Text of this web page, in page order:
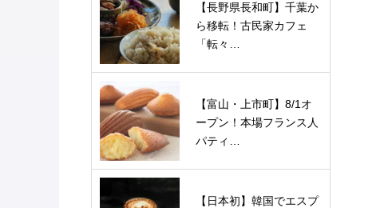
【長野県長和町】千葉か
ら移転！古民家カフェ
「転々…
【富山・上市町】8/1オ
ープン！本場フランス人
パティ…
【日本初】韓国でエスプ